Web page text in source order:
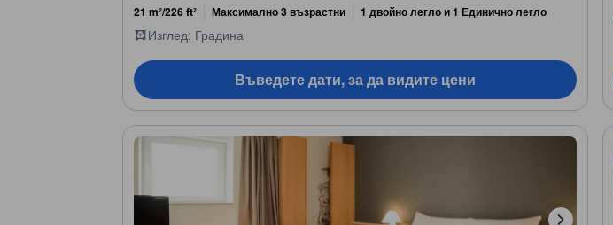
21 m²/226 ft² Максимално 3 възрастни 1 двойно легло и 1 Единично легло
Изглед: Градина
Въведете дати, за да видите цени